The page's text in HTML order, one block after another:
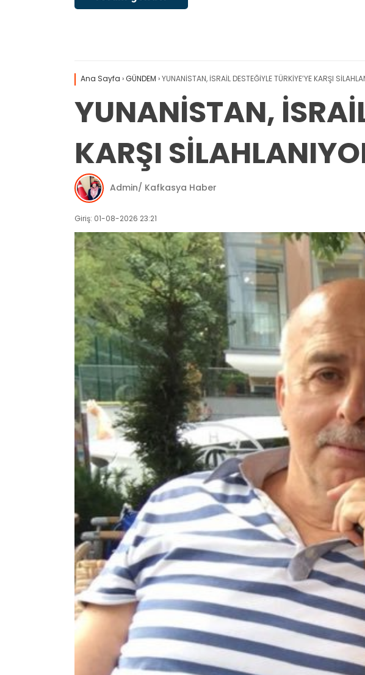
Ana Sayfa ›GÜNDEM ›YUNANİSTAN, İSRAİL DESTEĞİYLE TÜRKİYE’YE KARŞI
YUNANİSTAN,
KARŞI
Admin/ Kafkasya Haber
Giriş: 01-08-2026 23:21